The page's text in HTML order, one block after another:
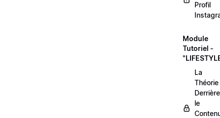
Profil
Module
Tutoriel -
La
Théorie
Derrière
le